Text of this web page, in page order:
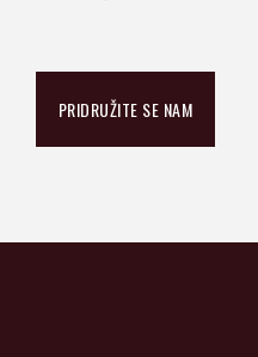
PRIDRUŽITE SE NAM